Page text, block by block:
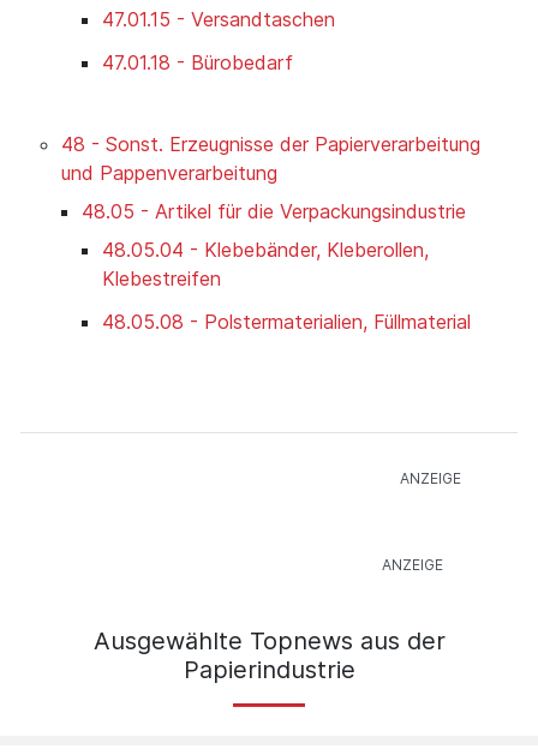
47.01.15 - Versandtaschen
47.01.18 - Bürobedarf
48 - Sonst. Erzeugnisse der Papierverarbeitung
und Pappenverarbeitung
48.05 - Artikel für die Verpackungsindustrie
48.05.04 - Klebebänder, Kleberollen,
Klebestreifen
48.05.08 - Polstermaterialien, Füllmaterial
Ausgewählte Topnews aus der
Papierindustrie